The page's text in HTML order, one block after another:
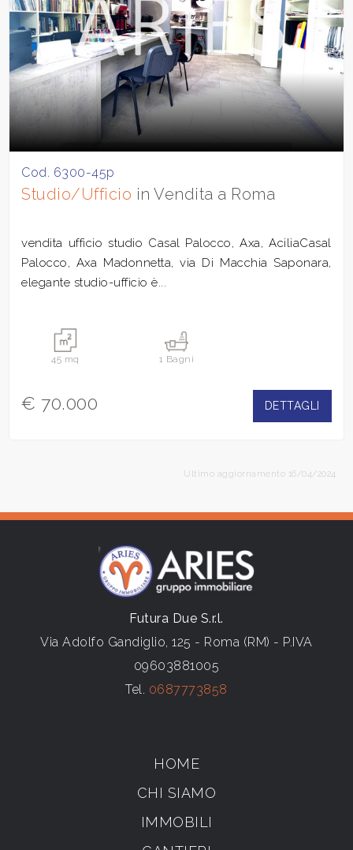
Cod. 6300-45p
Studio/Ufficio in Vendita a Roma
vendita ufficio studio Casal Palocco, Axa, AciliaCasal
Palocco, Axa Madonnetta, via Di Macchia Saponara,
elegante studio-ufficio è...
45 mq 1 Bagni
€ 70.000 DETTAGLI
Ultimo aggiornamento 16/04/2024
Futura Due S.r.l.
Via Adolfo Gandiglio, 125 - Roma (RM) - P.IVA
09603881005
Tel. 0687773858
HOME
CHI SIAMO
IMMOBILI